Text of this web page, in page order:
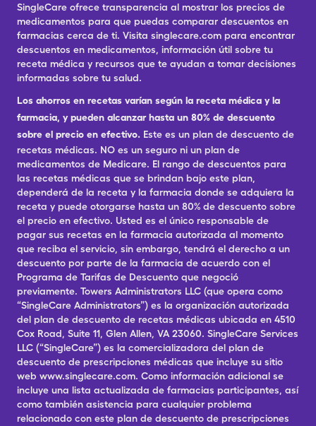
SingleCare ofrece transparencia al mostrar los precios de
medicamentos para que puedas comparar descuentos en
farmacias cerca de ti. Visita singlecare.com para encontrar
descuentos en medicamentos, información útil sobre tu
receta médica y recursos que te ayudan a tomar decisiones
informadas sobre tu salud.
Los ahorros en recetas varían según la receta médica y la
farmacia, y pueden alcanzar hasta un 80% de descuento
sobre el precio en efectivo. Este es un plan de descuento de
recetas médicas. NO es un seguro ni un plan de
medicamentos de Medicare. El rango de descuentos para
las recetas médicas que se brindan bajo este plan,
dependerá de la receta y la farmacia donde se adquiera la
receta y puede otorgarse hasta un 80% de descuento sobre
el precio en efectivo. Usted es el único responsable de
pagar sus recetas en la farmacia autorizada al momento
que reciba el servicio, sin embargo, tendrá el derecho a un
descuento por parte de la farmacia de acuerdo con el
Programa de Tarifas de Descuento que negoció
previamente. Towers Administrators LLC (que opera como
“SingleCare Administrators”) es la organización autorizada
del plan de descuento de recetas médicas ubicada en 4510
Cox Road, Suite 11, Glen Allen, VA 23060. SingleCare Services
LLC (“SingleCare”) es la comercializadora del plan de
descuento de prescripciones médicas que incluye su sitio
web www.singlecare.com. Como información adicional se
incluye una lista actualizada de farmacias participantes, así
como también asistencia para cualquier problema
relacionado con este plan de descuento de prescripciones